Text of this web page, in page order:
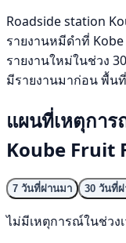
Roadside station
รายงานหมีดำที่
รายงานใหม่ในช่วง
มีรายงานมาก่อน พื้น
แผนที่เหตุกา
Koube Fruit
7 วันที่ผ่านมา 30 วันที่
ไม่มีเหตุการณ์ในช่วง